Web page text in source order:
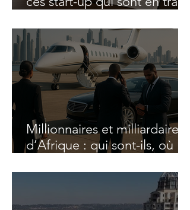
africaine de demain
Millionnaires et milliardaires
d’Afrique : qui sont-ils, où
prospèrent-ils ?